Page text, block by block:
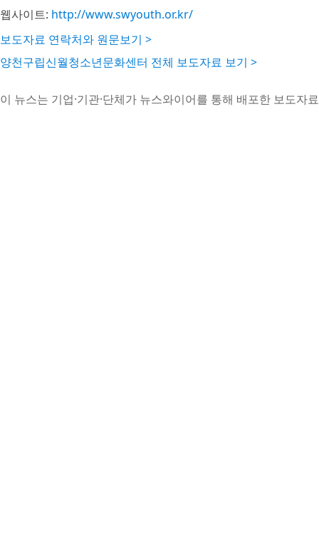
웹사이트: http://www.swyouth.or.kr/
보도자료 연락처와 원문보기 >
양천구립신월청소년문화센터 전체 보도자료 보기 >
이 뉴스는 기업·기관·단체가 뉴스와이어를 통해 배포한 보도자